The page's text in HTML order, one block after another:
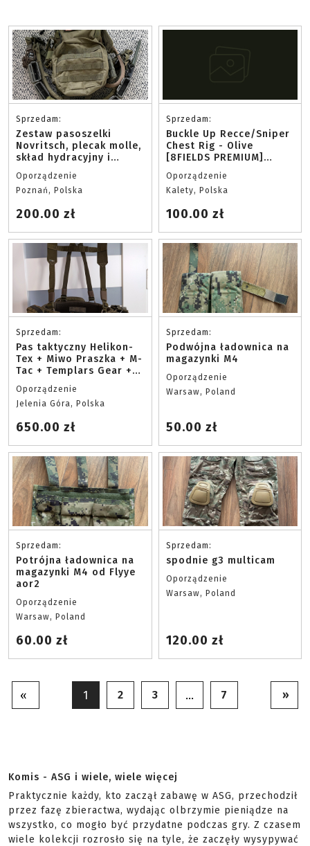
Sprzedam:
Zestaw pasoszelki
Novritsch, plecak molle,
skład hydracyjny i
ładownice
Oporządzenie
Poznań, Polska
200.00 zł
Sprzedam:
Buckle Up Recce/Sniper
Chest Rig - Olive
[8FIELDS PREMIUM]
condura 500D
Oporządzenie
Kalety, Polska
100.00 zł
Sprzedam:
Pas taktyczny Helikon-
Tex + Miwo Praszka + M-
Tac + Templars Gear +
kieszenie zestaw!
Oporządzenie
Jelenia Góra, Polska
650.00 zł
Sprzedam:
Podwójna ładownica na
magazynki M4
Oporządzenie
Warsaw, Poland
50.00 zł
Sprzedam:
Potrójna ładownica na
magazynki M4 od Flyye
aor2
Oporządzenie
Warsaw, Poland
60.00 zł
Sprzedam:
spodnie g3 multicam
Oporządzenie
Warsaw, Poland
120.00 zł
« 1 2 3 … 7 »
Komis - ASG i wiele, wiele więcej
Praktycznie każdy, kto zaczął zabawę w ASG, przechodził
przez fazę zbieractwa, wydając olbrzymie pieniądze na
wszystko, co mogło być przydatne podczas gry. Z czasem
wiele kolekcji rozrosło się na tyle, że zaczęły wysypywać